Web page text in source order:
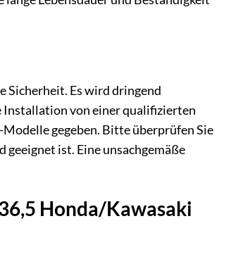
Sicherheit. Es wird dringend
Installation von einer qualifizierten
gegeben. Bitte überprüfen Sie
ist. Eine unsachgemäße
Honda/Kawasaki